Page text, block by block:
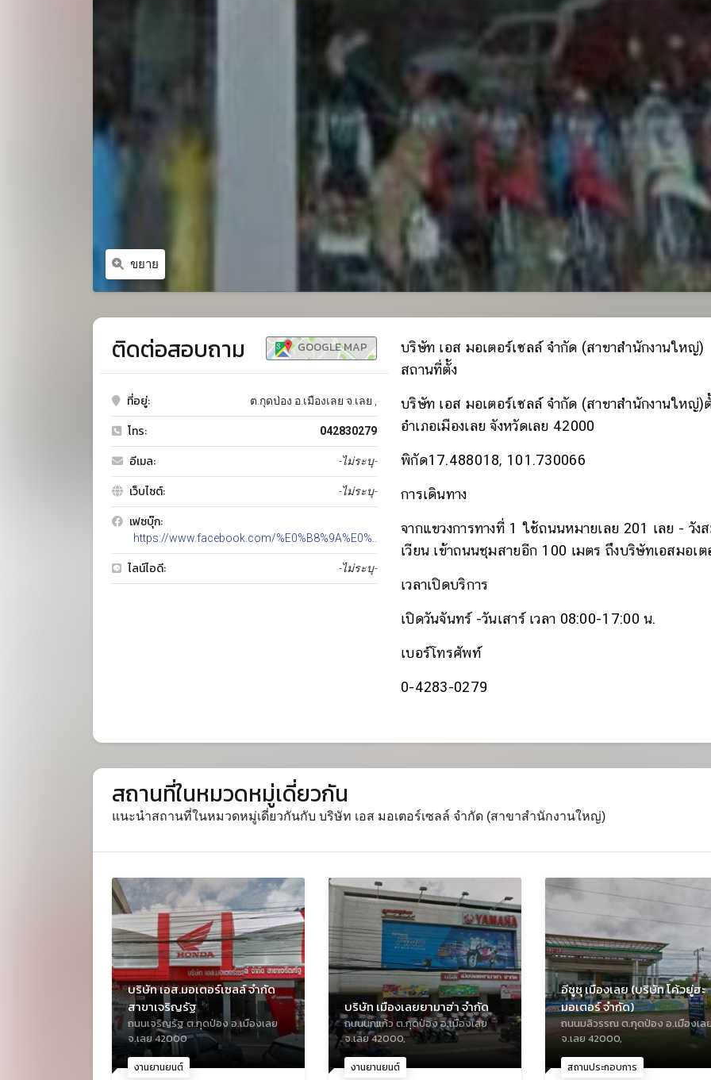
ขยาย
ติดต่อสอบถาม GOOGLE MAP
ที่อยู่: ต.กุดป่อง อ.เมืองเลย จ.เลย ,
โทร: 042830279
อีเมล: -ไม่ระบุ-
เว็บไซต์: -ไม่ระบุ-
เฟซบุ๊ก:
https://www.facebook.com/%E0%B8%9A%E0%..
ไลน์ไอดี: -ไม่ระบุ-
บริษัท เอส มอเตอร์เซลล์ จำกัด (สาขาสำนักงานใหญ่)
สถานที่ตั้ง
บริษัท เอส มอเตอร์เซลล์ จำกัด (สาขาสำนักงานให
อำเภอเมืองเลย จังหวัดเลย 42000
พิกัด17.488018, 101.730066
การเดินทาง
จากแขวงการทางที่ 1 ใช้ถนนหมายเลย 201 เลย - วัง
เวียน เข้าถนนชุมสายอีก 100 เมตร ถึงบริษัทเอสมอเ
เวลาเปิดบริการ
เปิดวันจันทร์ -วันเสาร์ เวลา 08:00-17:00 น.
เบอร์โทรศัพท์
0-4283-0279
สถานที่ในหมวดหมู่เดี่ยวกัน
แนะนำสถานที่ในหมวดหมู่เดี่ยวกันกับ บริษัท เอส มอเตอร์เซลล์ จำกัด (สาขาสำนักงานใหญ่)
งานยานยนต์
บริษัท เอส.มอเตอร์เซลล์ จำกัด
สาขาเจริญรัฐ
ถนนเจริญรัฐ ต.กุดป่อง อ.เมืองเลย
จ.เลย 42000
งานยานยนต์
บริษัท เมืองเลยยามาฮ่า จำกัด
ถนนนกแก้ว ต.กุดป่อง อ.เมืองเลย
จ.เลย 42000,
สถานประกอบการ
อีซูซุ เมืองเลย (บริษัท โค้วยู่ฮะ
มอเตอร์ จำกัด)
ถนนมลิวรรณ ต.กุดป่อง อ.เมืองเล
จ.เลย 42000,